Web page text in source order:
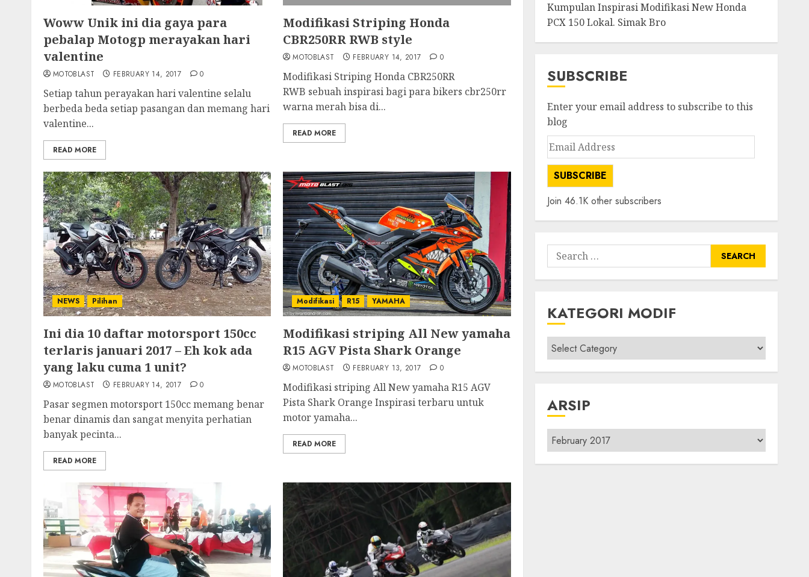
Woww Unik ini dia gaya para
pebalap Motogp merayakan hari
valentine
MOTOBLAST FEBRUARY 14, 2017 0
Setiap tahun perayakan hari valentine selalu
berbeda beda setiap pasangan dan memang hari
valentine...
READ MORE
Modifikasi Striping Honda
CBR250RR RWB style
MOTOBLAST FEBRUARY 14, 2017 0
Modifikasi Striping Honda CBR250RR
RWB sebuah inspirasi bagi para bikers cbr250rr
warna merah bisa di...
READ MORE
NEWS Pilihan
Ini dia 10 daftar motorsport 150cc
terlaris januari 2017 – Eh kok ada
yang laku cuma 1 unit?
MOTOBLAST FEBRUARY 14, 2017 0
Pasar segmen motorsport 150cc memang benar
benar dinamis dan sangat menyita perhatian
banyak pecinta...
READ MORE
Modifikasi R15 YAMAHA
Modifikasi striping All New yamaha
R15 AGV Pista Shark Orange
MOTOBLAST FEBRUARY 13, 2017 0
Modifikasi striping All New yamaha R15 AGV
Pista Shark Orange Inspirasi terbaru untuk
motor yamaha...
READ MORE
Kumpulan Inspirasi Modifikasi New Honda
PCX 150 Lokal. Simak Bro
SUBSCRIBE
Enter your email address to subscribe to this
blog
Email
Address
SUBSCRIBE
Join 46.1K other subscribers
Search
for:
KATEGORI MODIF
Kategori
modif
ARSIP
Arsip